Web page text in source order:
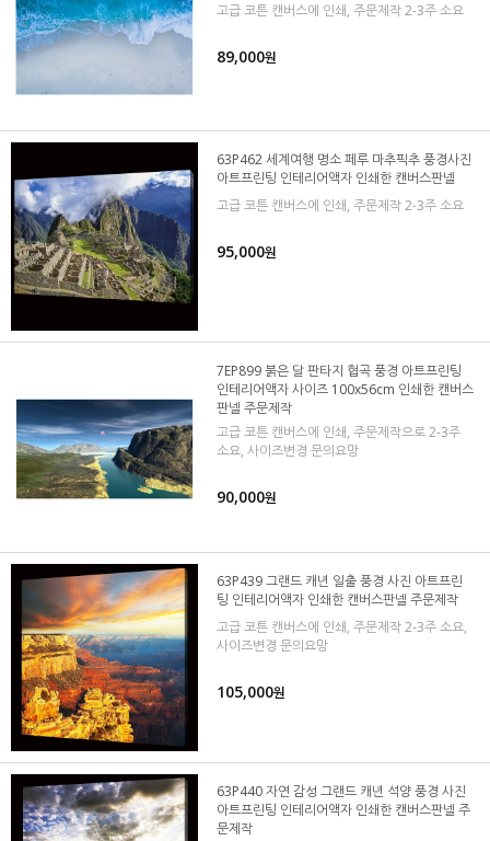
고급 코튼 캔버스에 인쇄, 주문제작 2-3주 소요
89,000원
63P462 세계여행 명소 페루 마추픽추 풍경사진
아트프린팅 인테리어액자 인쇄한 캔버스판넬
고급 코튼 캔버스에 인쇄, 주문제작 2-3주 소요
95,000원
7EP899 붉은 달 판타지 협곡 풍경 아트프린팅
인테리어액자 사이즈 100x56cm 인쇄한 캔버스
판넬 주문제작
고급 코튼 캔버스에 인쇄, 주문제작으로 2-3주
소요, 사이즈변경 문의요망
90,000원
63P439 그랜드 캐년 일출 풍경 사진 아트프린
팅 인테리어액자 인쇄한 캔버스판넬 주문제작
고급 코튼 캔버스에 인쇄, 주문제작 2-3주 소요,
사이즈변경 문의요망
105,000원
63P440 자연 감성 그랜드 캐년 석양 풍경 사진
아트프린팅 인테리어액자 인쇄한 캔버스판넬 주
문제작